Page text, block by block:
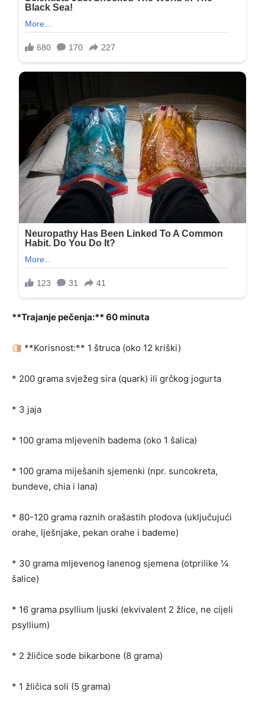
**Trajanje pečenja:** 60 minuta
**Korisnost:** 1 štruca (oko 12 kriški)
* 200 grama svježeg sira (quark) ili grčkog jogurta
* 3 jaja
* 100 grama mljevenih badema (oko 1 šalica)
* 100 grama miješanih sjemenki (npr. suncokreta,
bundeve, chia i lana)
* 80-120 grama raznih orašastih plodova (uključujući
orahe, lješnjake, pekan orahe i bademe)
* 30 grama mljevenog lanenog sjemena (otprilike ¼
šalice)
* 16 grama psyllium ljuski (ekvivalent 2 žlice, ne cijeli
psyllium)
* 2 žličice sode bikarbone (8 grama)
* 1 žličica soli (5 grama)